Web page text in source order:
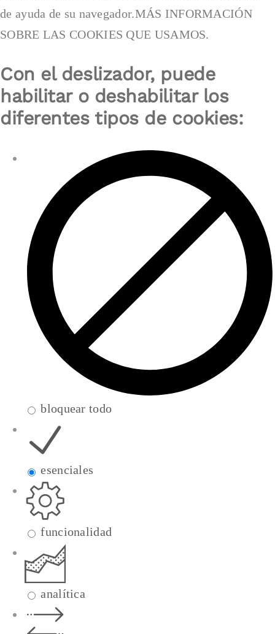
de ayuda de su navegador.MÁS INFORMACIÓN
SOBRE LAS COOKIES QUE USAMOS.
Con el deslizador, puede
habilitar o deshabilitar los
diferentes tipos de cookies:
bloquear todo
esenciales
funcionalidad
analítica